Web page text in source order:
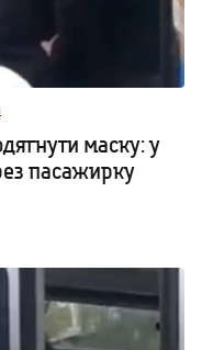
маску: у
пасажирку